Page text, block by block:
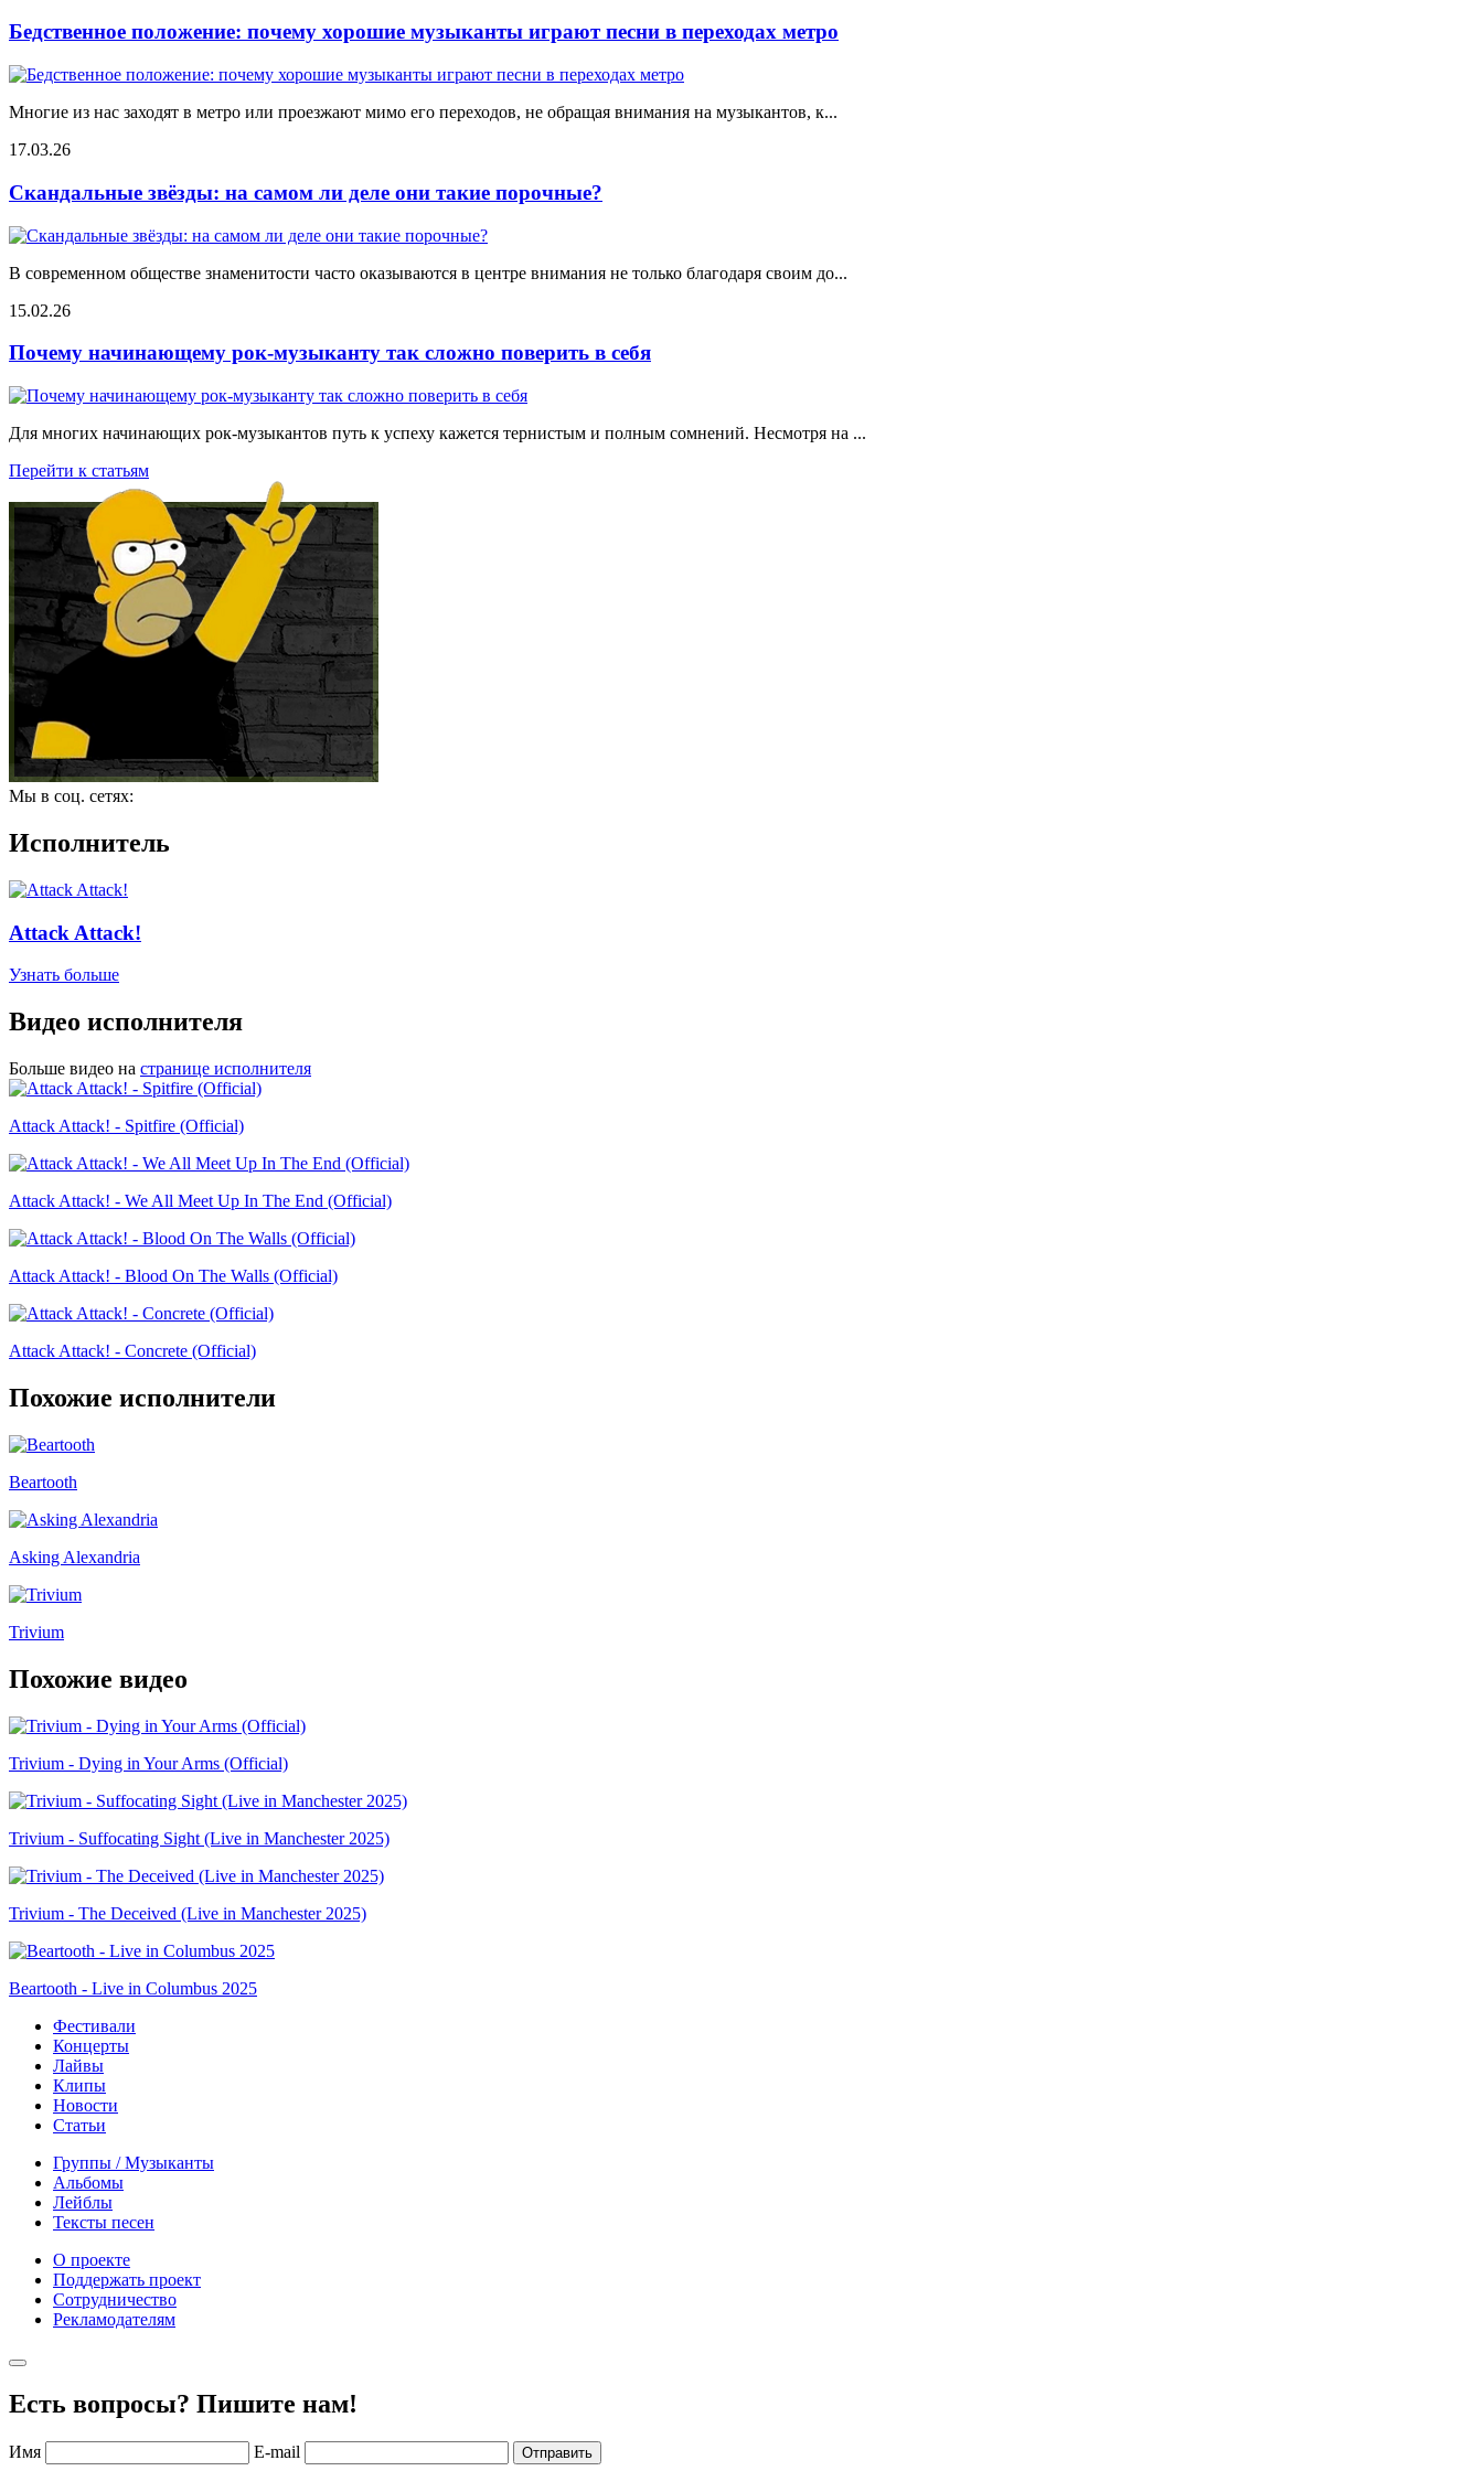
Бедственное положение: почему хорошие музыканты играют песни в переходах метро
Многие из нас заходят в метро или проезжают мимо его переходов, не обращая внимания на музыкантов, к...
17.03.26
Скандальные звёзды: на самом ли деле они такие порочные?
В современном обществе знаменитости часто оказываются в центре внимания не только благодаря своим до...
15.02.26
Почему начинающему рок-музыканту так сложно поверить в себя
Для многих начинающих рок-музыкантов путь к успеху кажется тернистым и полным сомнений. Несмотря на ...
Перейти к статьям
Мы в соц. сетях:
Исполнитель
Attack Attack!
Узнать больше
Видео исполнителя
Больше видео на странице исполнителя
Attack Attack! - Spitfire (Official)
Attack Attack! - We All Meet Up In The End (Official)
Attack Attack! - Blood On The Walls (Official)
Attack Attack! - Concrete (Official)
Похожие исполнители
Beartooth
Asking Alexandria
Trivium
Похожие видео
Trivium - Dying in Your Arms (Official)
Trivium - Suffocating Sight (Live in Manchester 2025)
Trivium - The Deceived (Live in Manchester 2025)
Beartooth - Live in Columbus 2025
Фестивали
Концерты
Лайвы
Клипы
Новости
Статьи
Группы / Музыканты
Альбомы
Лейблы
Тексты песен
О проекте
Поддержать проект
Сотрудничество
Рекламодателям
Есть вопросы? Пишите нам!
Имя E-mail